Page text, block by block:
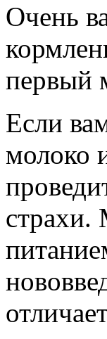
Очень
первый
Если
молоко
страхи.